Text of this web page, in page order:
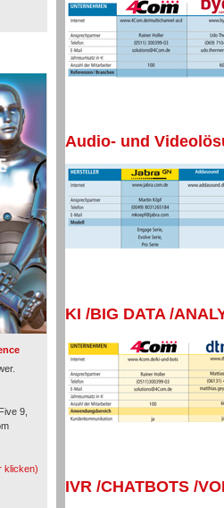
9,
klicken)
Audio- und
KI /BIG DATA /
IVR /CHATBOTS /